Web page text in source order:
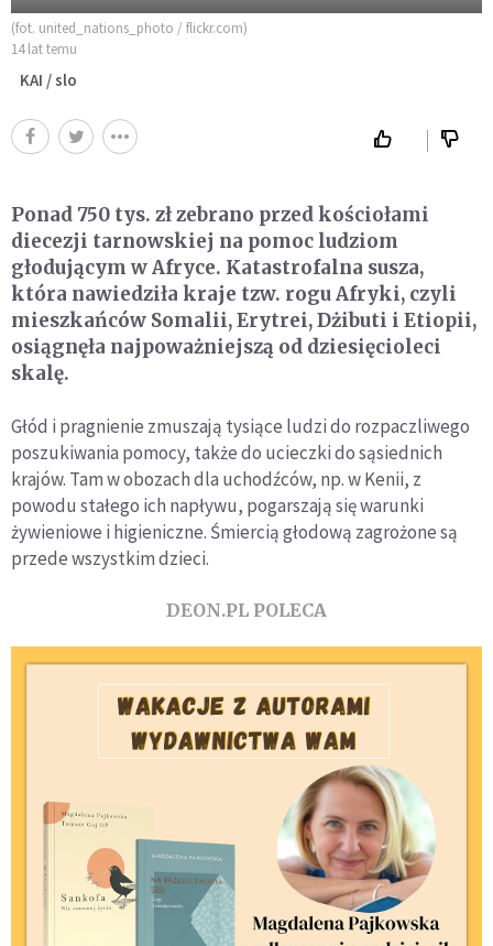
(fot. united_nations_photo / flickr.com)
14 lat temu
KAI / slo
Ponad 750 tys. zł zebrano przed kościołami
diecezji tarnowskiej na pomoc ludziom
głodującym w Afryce. Katastrofalna susza,
która nawiedziła kraje tzw. rogu Afryki, czyli
mieszkańców Somalii, Erytrei, Dżibuti i Etiopii,
osiągnęła najpoważniejszą od dziesięcioleci
skalę.
Głód i pragnienie zmuszają tysiące ludzi do rozpaczliwego
poszukiwania pomocy, także do ucieczki do sąsiednich
krajów. Tam w obozach dla uchodźców, np. w Kenii, z
powodu stałego ich napływu, pogarszają się warunki
żywieniowe i higieniczne. Śmiercią głodową zagrożone są
przede wszystkim dzieci.
DEON.PL POLECA